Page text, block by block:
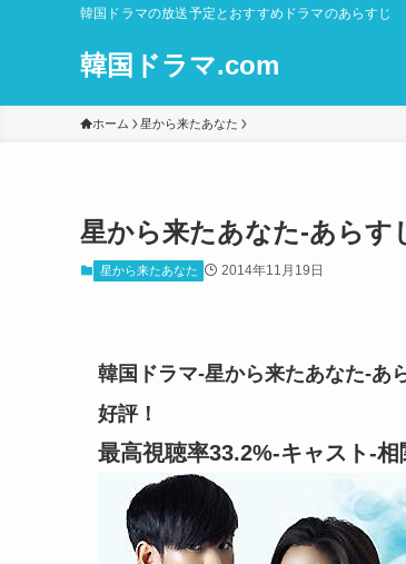
韓国ドラマの放送予定とおすすめドラマのあらすじ
韓国ドラマ.com
ホーム 星から来たあなた
星から来たあなた-あらす
星から来たあなた 2014年11月19日
韓国ドラマ-星から来たあなた-あ
好評！
最高視聴率33.2%-キャスト-相